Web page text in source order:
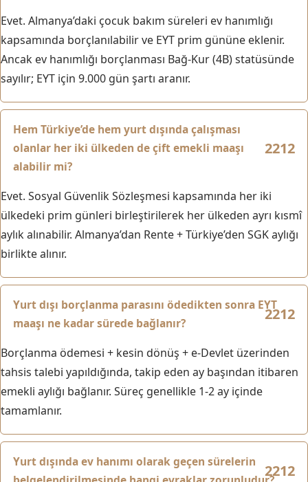
Evet. Almanya’daki çocuk bakım süreleri ev hanımlığı
kapsamında borçlanılabilir ve EYT prim gününe eklenir.
Ancak ev hanımlığı borçlanması Bağ-Kur (4B) statüsünde
sayılır; EYT için 9.000 gün şartı aranır.
Hem Türkiye’de hem yurt dışında çalışması
olanlar her iki ülkeden de çift emekli maaşı
alabilir mi?
Evet. Sosyal Güvenlik Sözleşmesi kapsamında her iki
ülkedeki prim günleri birleştirilerek her ülkeden ayrı kısmî
aylık alınabilir. Almanya’dan Rente + Türkiye’den SGK aylığı
birlikte alınır.
Yurt dışı borçlanma parasını ödedikten sonra EYT
maaşı ne kadar sürede bağlanır?
Borçlanma ödemesi + kesin dönüş + e-Devlet üzerinden
tahsis talebi yapıldığında, takip eden ay başından itibaren
emekli aylığı bağlanır. Süreç genellikle 1-2 ay içinde
tamamlanır.
Yurt dışında ev hanımı olarak geçen sürelerin